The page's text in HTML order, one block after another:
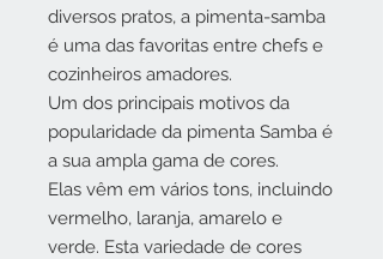
diversos pratos, a pimenta-samba
é uma das favoritas entre chefs e
cozinheiros amadores.
Um dos principais motivos da
popularidade da pimenta Samba é
a sua ampla gama de cores.
Elas vêm em vários tons, incluindo
vermelho, laranja, amarelo e
verde. Esta variedade de cores